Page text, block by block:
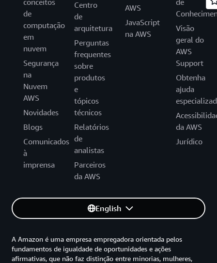
conceitos
de
computação
em
nuvem
Segurança
na
Nuvem
AWS
Novidades
Blogs
Comunicados
à
imprensa
Centro
de
arquitetura
Perguntas
frequentes
sobre
produtos
e
tópicos
técnicos
Relatórios
de
analistas
Parceiros
da AWS
AWS
JavaScript
na AWS
de
Visão
geral do
AWS
Support
Obtenha
ajuda
da AWS
Jurídico
English
A Amazon é uma empresa empregadora orientada pelos
fundamentos de igualdade de oportunidades e ações
afirmativas, que não faz distinção entre minorias, mulheres,